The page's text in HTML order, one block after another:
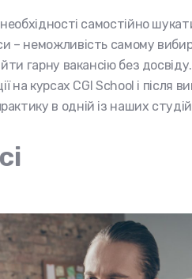
самостійно шукати
– неможливість самому
гарну вакансію без
на курсах CGI School і після
в одній із наших